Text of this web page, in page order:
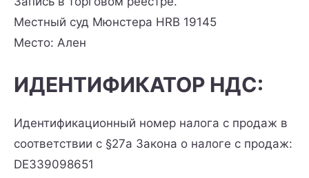
Местный суд Мюнстера HRB 19145
Место: Ален
ИДЕНТИФИКАТОР НДС:
Идентификационный номер налога с продаж в
соответствии с §27a Закона о налоге с продаж:
DE339098651